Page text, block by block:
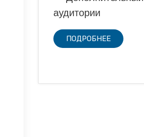
аудитории
ПОДРОБНЕЕ